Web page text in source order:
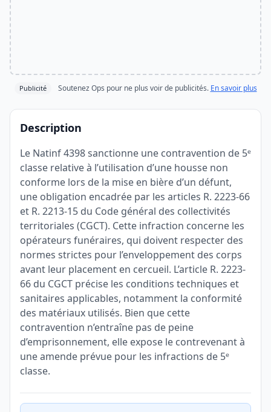
Publicité Soutenez Ops pour ne plus voir de publicités. En savoir plus
Description
Le Natinf 4398 sanctionne une contravention de 5ᵉ
classe relative à l’utilisation d’une housse non
conforme lors de la mise en bière d’un défunt,
une obligation encadrée par les articles R. 2223-66
et R. 2213-15 du Code général des collectivités
territoriales (CGCT). Cette infraction concerne les
opérateurs funéraires, qui doivent respecter des
normes strictes pour l’enveloppement des corps
avant leur placement en cercueil. L’article R. 2223-
66 du CGCT précise les conditions techniques et
sanitaires applicables, notamment la conformité
des matériaux utilisés. Bien que cette
contravention n’entraîne pas de peine
d’emprisonnement, elle expose le contrevenant à
une amende prévue pour les infractions de 5ᵉ
classe.